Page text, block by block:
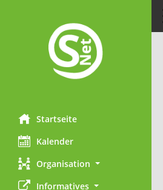
Startseite
Kalender
Organisation
Informatives